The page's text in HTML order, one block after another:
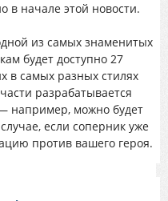
в начале этой новости.
из самых знаменитых
будет доступно 27
в самых разных стилях
разрабатывается
например, можно будет
если соперник уже
против вашего героя.